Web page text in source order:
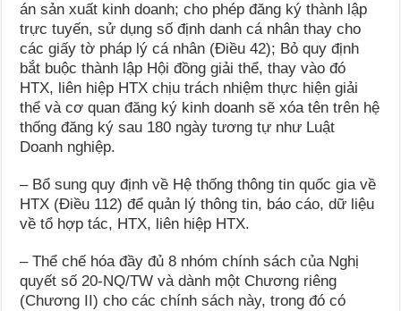
án sản xuất kinh doanh; cho phép đăng ký thành lập
trực tuyến, sử dụng số định danh cá nhân thay cho
các giấy tờ pháp lý cá nhân (Điều 42); Bỏ quy định
bắt buộc thành lập Hội đồng giải thể, thay vào đó
HTX, liên hiệp HTX chịu trách nhiệm thực hiện giải
thể và cơ quan đăng ký kinh doanh sẽ xóa tên trên hệ
thống đăng ký sau 180 ngày tương tự như Luật
Doanh nghiệp.
– Bổ sung quy định về Hệ thống thông tin quốc gia về
HTX (Điều 112) để quản lý thông tin, báo cáo, dữ liệu
về tổ hợp tác, HTX, liên hiệp HTX.
– Thể chế hóa đầy đủ 8 nhóm chính sách của Nghị
quyết số 20-NQ/TW và dành một Chương riêng
(Chương II) cho các chính sách này, trong đó có